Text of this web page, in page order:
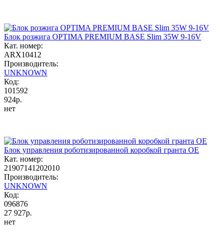
Блок розжига OPTIMA PREMIUM BASE Slim 35W 9-16V
Кат. номер:
ARX10412
Производитель:
UNKNOWN
Код:
101592
924р.
нет
Блок управления роботизированной коробкой гранта OE
Кат. номер:
21907141202010
Производитель:
UNKNOWN
Код:
096876
27 927р.
нет